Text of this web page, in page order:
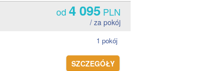
od 4 095 PLN
/ za pokój
1 pokój
SZCZEGÓŁY